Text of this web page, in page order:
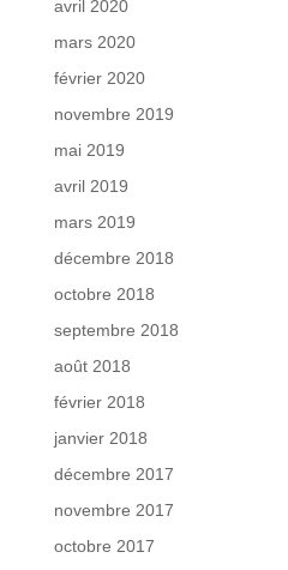
avril 2020
mars 2020
février 2020
novembre 2019
mai 2019
avril 2019
mars 2019
décembre 2018
octobre 2018
septembre 2018
août 2018
février 2018
janvier 2018
décembre 2017
novembre 2017
octobre 2017